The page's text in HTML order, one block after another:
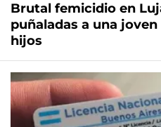
Brutal femicidio en
puñaladas a una
hijos